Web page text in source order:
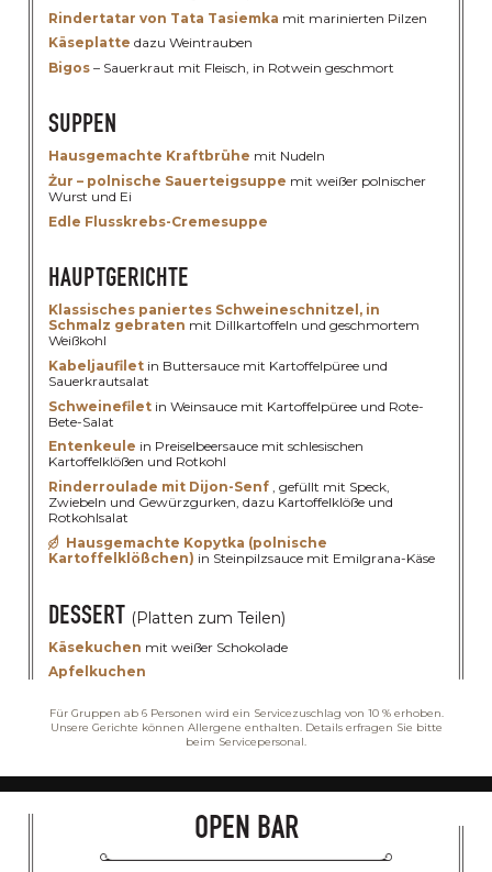
Rindertatar von Tata Tasiemka mit marinierten Pilzen
Käseplatte dazu Weintrauben
Bigos – Sauerkraut mit Fleisch, in Rotwein geschmort
SUPPEN
Hausgemachte Kraftbrühe mit Nudeln
Żur – polnische Sauerteigsuppe mit weißer polnischer
Wurst und Ei
Edle Flusskrebs-Cremesuppe
HAUPTGERICHTE
Klassisches paniertes Schweineschnitzel, in
Schmalz gebraten mit Dillkartoffeln und geschmortem
Weißkohl
Kabeljaufilet in Buttersauce mit Kartoffelpüree und
Sauerkrautsalat
Schweinefilet in Weinsauce mit Kartoffelpüree und Rote-
Bete-Salat
Entenkeule in Preiselbeersauce mit schlesischen
Kartoffelklößen und Rotkohl
Rinderroulade mit Dijon-Senf
, gefüllt mit Speck,
Zwiebeln und Gewürzgurken, dazu Kartoffelklöße und
Rotkohlsalat
Hausgemachte Kopytka (polnische
Kartoffelklößchen) in Steinpilzsauce mit Emilgrana-Käse
DESSERT (Platten zum Teilen)
Käsekuchen mit weißer Schokolade
Apfelkuchen
Für Gruppen ab 6 Personen wird ein Servicezuschlag von 10 % erhoben.
Unsere Gerichte können Allergene enthalten. Details erfragen Sie bitte
beim Servicepersonal.
OPEN BAR